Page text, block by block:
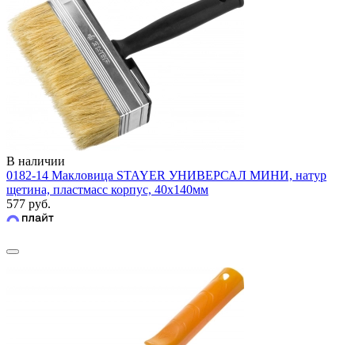
В наличии
0182-14 Макловица STAYER УНИВЕРСАЛ МИНИ, натур
щетина, пластмасс корпус, 40х140мм
577 руб.